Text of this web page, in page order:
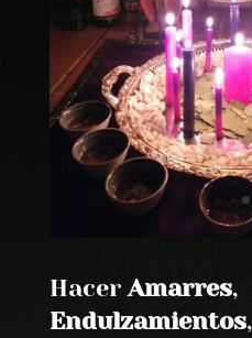
Hacer Amarres,
Endulzamientos